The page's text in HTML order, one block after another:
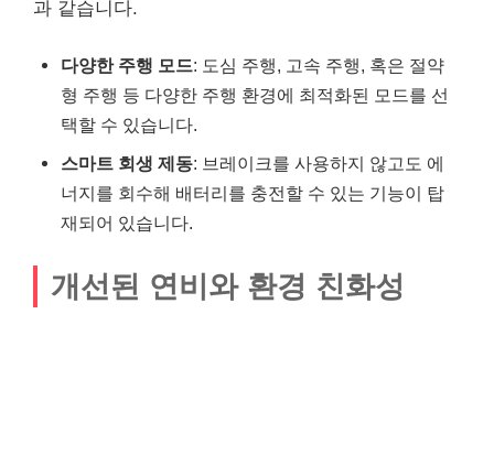
과 같습니다.
다양한 주행 모드: 도심 주행, 고속 주행, 혹은 절약
형 주행 등 다양한 주행 환경에 최적화된 모드를 선
택할 수 있습니다.
스마트 회생 제동: 브레이크를 사용하지 않고도 에
너지를 회수해 배터리를 충전할 수 있는 기능이 탑
재되어 있습니다.
개선된 연비와 환경 친화성